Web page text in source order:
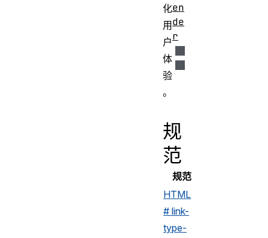
化
用
户
体
验
。
规
范
规范
HTML
# link-
type-
en
de
r